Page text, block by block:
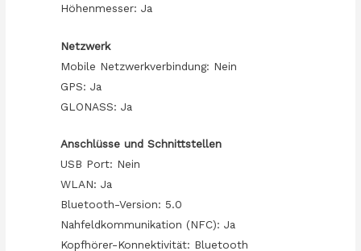
Höhenmesser: Ja
Netzwerk
Mobile Netzwerkverbindung: Nein
GPS: Ja
GLONASS: Ja
Anschlüsse und Schnittstellen
USB Port: Nein
WLAN: Ja
Bluetooth-Version: 5.0
Nahfeldkommunikation (NFC): Ja
Kopfhörer-Konnektivität: Bluetooth